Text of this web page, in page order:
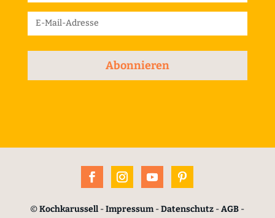
Abonnieren
©Kochkarussell -Impressum-Datenschutz -AGB -